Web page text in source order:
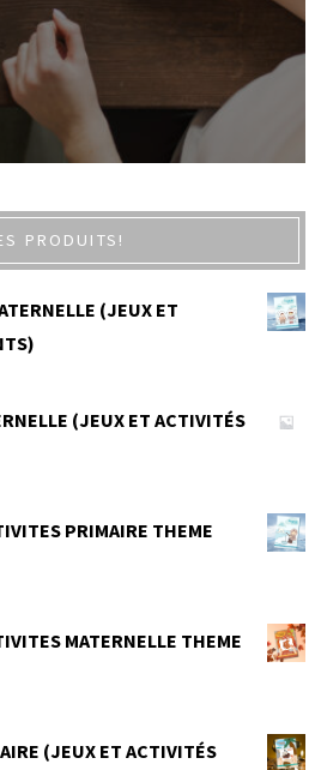
PRODUITS!
(JEUX ET
(JEUX ET ACTIVITÉS
PRIMAIRE THEME
MATERNELLE THEME
(JEUX ET ACTIVITÉS